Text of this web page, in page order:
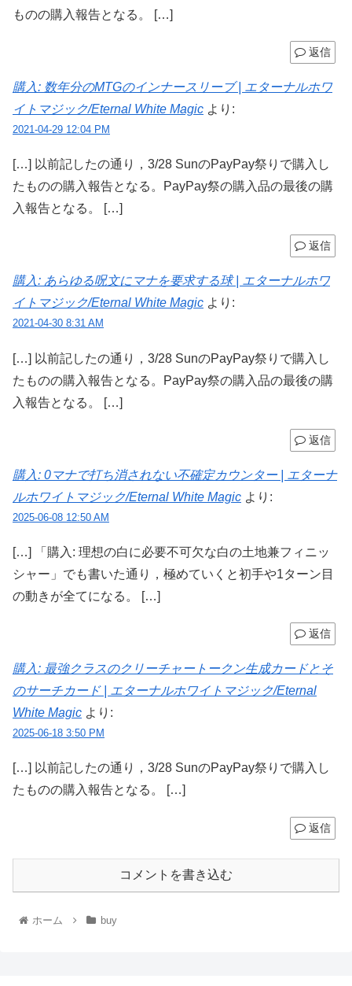
ものの購入報告となる。 […]
返信
購入: 数年分のMTGのインナースリーブ | エターナルホワ
イトマジック/Eternal White Magic より:
2021-04-29 12:04 PM
[…] 以前記したの通り，3/28 SunのPayPay祭りで購入し
たものの購入報告となる。PayPay祭の購入品の最後の購
入報告となる。 […]
返信
購入: あらゆる呪文にマナを要求する球 | エターナルホワ
イトマジック/Eternal White Magic より:
2021-04-30 8:31 AM
[…] 以前記したの通り，3/28 SunのPayPay祭りで購入し
たものの購入報告となる。PayPay祭の購入品の最後の購
入報告となる。 […]
返信
購入: 0マナで打ち消されない不確定カウンター | エターナ
ルホワイトマジック/Eternal White Magic より:
2025-06-08 12:50 AM
[…] 「購入: 理想の白に必要不可欠な白の土地兼フィニッ
シャー」でも書いた通り，極めていくと初手や1ターン目
の動きが全てになる。 […]
返信
購入: 最強クラスのクリーチャートークン生成カードとそ
のサーチカード | エターナルホワイトマジック/Eternal
White Magic より:
2025-06-18 3:50 PM
[…] 以前記したの通り，3/28 SunのPayPay祭りで購入し
たものの購入報告となる。 […]
返信
コメントを書き込む
ホーム buy